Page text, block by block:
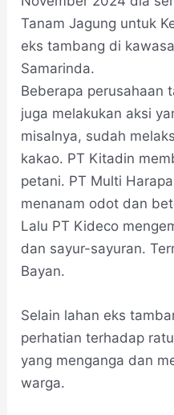
Tanam Jagung untuk
eks tambang di
Samarinda.
Beberapa perusahaan
juga melakukan aksi
misalnya, sudah
kakao. PT Kitadin
petani. PT Multi
menanam odot dan
Lalu PT Kideco
dan sayur-sayuran.
Bayan.
Selain lahan eks
perhatian terhadap
yang menganga dan
warga.